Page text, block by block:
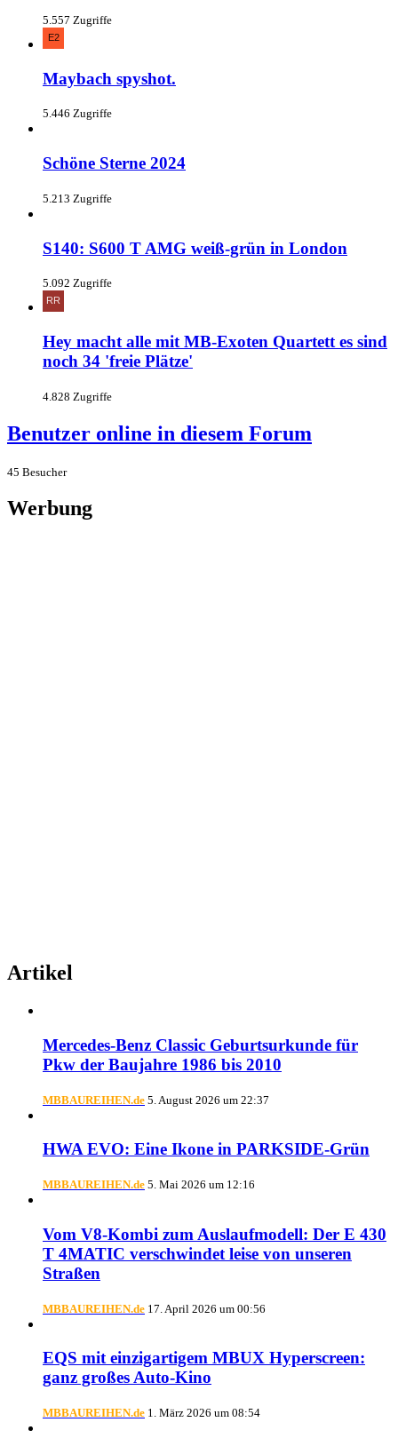
5.557 Zugriffe
Maybach spyshot.
5.446 Zugriffe
Schöne Sterne 2024
5.213 Zugriffe
S140: S600 T AMG weiß-grün in London
5.092 Zugriffe
Hey macht alle mit MB-Exoten Quartett es sind
noch 34 'freie Plätze'
4.828 Zugriffe
Benutzer online in diesem Forum
45 Besucher
Werbung
Artikel
Mercedes-Benz Classic Geburtsurkunde für
Pkw der Baujahre 1986 bis 2010
MBBAUREIHEN.de 5. August 2026 um 22:37
HWA EVO: Eine Ikone in PARKSIDE-Grün
MBBAUREIHEN.de 5. Mai 2026 um 12:16
Vom V8-Kombi zum Auslaufmodell: Der E 430
T 4MATIC verschwindet leise von unseren
Straßen
MBBAUREIHEN.de 17. April 2026 um 00:56
EQS mit einzigartigem MBUX Hyperscreen:
ganz großes Auto-Kino
MBBAUREIHEN.de 1. März 2026 um 08:54